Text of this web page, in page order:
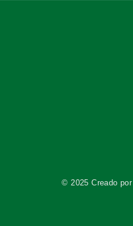
© 2025 Creado por